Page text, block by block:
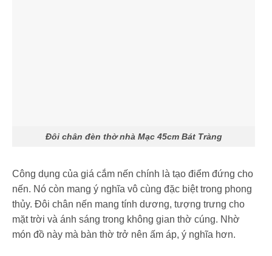
Đôi chân đèn thờ nhà Mạc 45cm Bát Tràng
Công dụng của giá cắm nến chính là tạo điểm đứng cho
nến. Nó còn mang ý nghĩa vô cùng đặc biệt trong phong
thủy. Đôi chân nến mang tính dương, tượng trưng cho
mặt trời và ánh sáng trong không gian thờ cúng. Nhờ
món đồ này mà bàn thờ trở nên ấm áp, ý nghĩa hơn.